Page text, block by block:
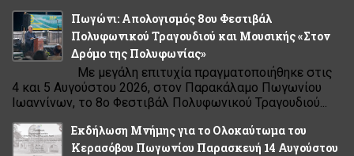
Πωγώνι: Απολογισμός 8ου Φεστιβάλ
Πολυφωνικού Τραγουδιού και Μουσικής «Στον
Δρόμο της Πολυφωνίας»
Με μεγάλη επιτυχία πραγματοποιήθηκε στις
4 και 5 Αυγούστου 2026, στον Παρακάλαμο Πωγωνίου
Ιωαννίνων, το 8ο Φεστιβάλ Πολυφωνικού Τραγουδιού...
Εκδήλωση Μνήμης για το Ολοκαύτωμα του
Κερασόβου Πωγωνίου Παρασκευή 14 Αυγούστου